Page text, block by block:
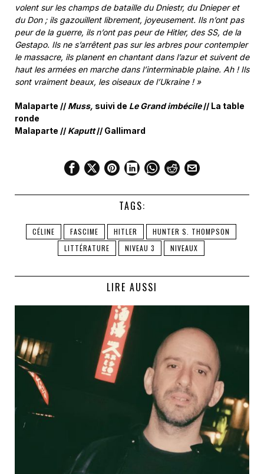
volent sur les champs de bataille du Dniestr, du Dnieper et
du Don ; ils gazouillent librement, joyeusement. Ils n’ont pas
peur de la guerre, ils n’ont pas peur de Hitler, des SS, de la
Gestapo. Ils ne s’arrêtent pas sur les arbres pour contempler
le massacre, ils planent en chantant dans l’azur et suivent de
haut les armées en marche dans l’interminable plaine. Ah ! Ils
sont vraiment beaux, les oiseaux de l’Ukraine ! »
Malaparte // Muss, suivi de Le Grand imbécile// La table
ronde
Malaparte // Kaputt// Gallimard
TAGS:
CÉLINE FASCIME HITLER
HUNTER S. THOMPSON
LITTÉRATURE
NIVEAU 3 NIVEAUX
LIRE AUSSI